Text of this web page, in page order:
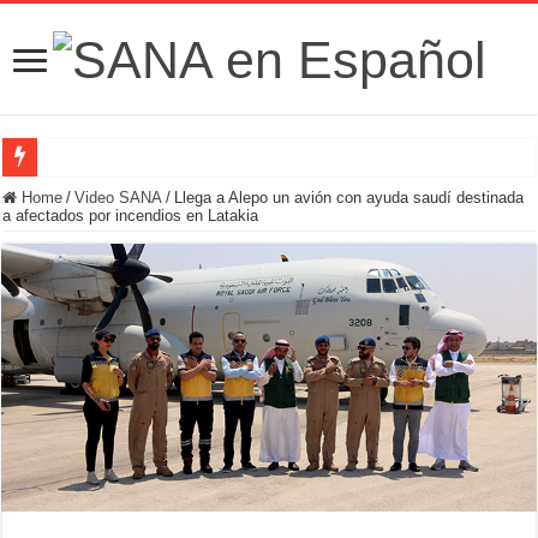
Fuerzas de Seguridad hallan fosa común con nueve cadáveres en la zona rural
Home / Video SANA / Llega a Alepo un avión con ayuda saudí destinada
a afectados por incendios en Latakia